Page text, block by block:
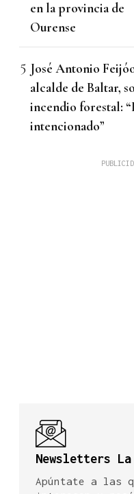
en la provincia de
Ourense
José Antonio
alcalde de Baltar,
incendio forestal:
intencionado”
Newsletters La
Apúntate a las